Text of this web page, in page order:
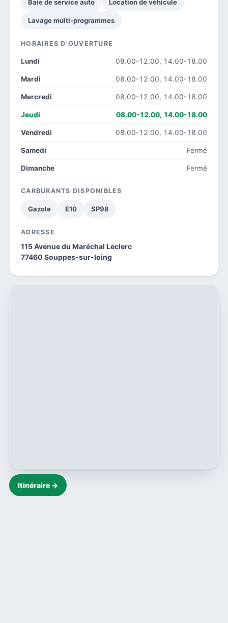
Baie de service auto Location de véhicule
Lavage multi-programmes
HORAIRES D'OUVERTURE
Lundi 08.00-12.00, 14.00-18.00
Mardi 08.00-12.00, 14.00-18.00
Mercredi 08.00-12.00, 14.00-18.00
Jeudi 08.00-12.00, 14.00-18.00
Vendredi 08.00-12.00, 14.00-18.00
Samedi Fermé
Dimanche Fermé
CARBURANTS DISPONIBLES
Gazole E10 SP98
ADRESSE
115 Avenue du Maréchal Leclerc
77460 Souppes-sur-loing
Itinéraire →